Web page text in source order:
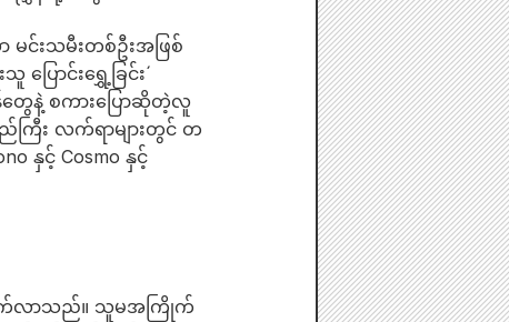
မင်းသမီးတစ်ဦးအဖြစ်
ြောင်းရွှေ့ခြင်း´
န်တွေနဲ့ စကားပြောဆိုတဲ့လူ
ည်ကြီး လက်ရာများတွင် တ
နှင့် Cosmo နှင့်
ာက်လာသည်။ သူမအကြိုက်